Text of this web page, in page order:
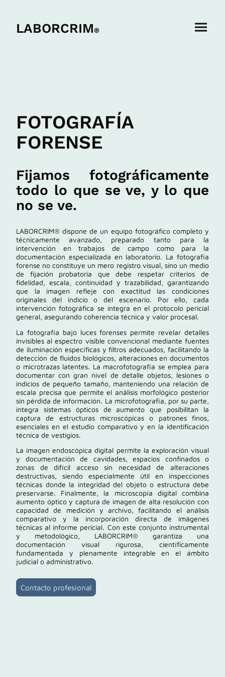
LABORCRIM®
FOTOGRAFÍA
FORENSE
Fijamos fotográficamente
todo lo que se ve, y lo que
no se ve.
LABORCRIM® dispone de un equipo fotográfico completo y
técnicamente avanzado, preparado tanto para la
intervención en trabajos de campo como para la
documentación especializada en laboratorio. La fotografía
forense no constituye un mero registro visual, sino un medio
de fijación probatoria que debe respetar criterios de
fidelidad, escala, continuidad y trazabilidad, garantizando
que la imagen refleje con exactitud las condiciones
originales del indicio o del escenario. Por ello, cada
intervención fotográfica se integra en el protocolo pericial
general, asegurando coherencia técnica y valor procesal.
La fotografía bajo luces forenses permite revelar detalles
invisibles al espectro visible convencional mediante fuentes
de iluminación específicas y filtros adecuados, facilitando la
detección de fluidos biológicos, alteraciones en documentos
o microtrazas latentes. La macrofotografía se emplea para
documentar con gran nivel de detalle objetos, lesiones o
indicios de pequeño tamaño, manteniendo una relación de
escala precisa que permite el análisis morfológico posterior
sin pérdida de información. La microfotografía, por su parte,
integra sistemas ópticos de aumento que posibilitan la
captura de estructuras microscópicas o patrones finos,
esenciales en el estudio comparativo y en la identificación
técnica de vestigios.
La imagen endoscópica digital permite la exploración visual
y documentación de cavidades, espacios confinados o
zonas de difícil acceso sin necesidad de alteraciones
destructivas, siendo especialmente útil en inspecciones
técnicas donde la integridad del objeto o estructura debe
preservarse. Finalmente, la microscopía digital combina
aumento óptico y captura de imagen de alta resolución con
capacidad de medición y archivo, facilitando el análisis
comparativo y la incorporación directa de imágenes
técnicas al informe pericial. Con este conjunto instrumental
y metodológico, LABORCRIM® garantiza una
documentación visual rigurosa, científicamente
fundamentada y plenamente integrable en el ámbito
judicial o administrativo.
Contacto profesional